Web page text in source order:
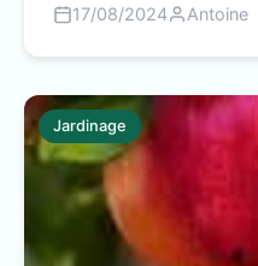
17/08/2024 Antoine
Jardinage